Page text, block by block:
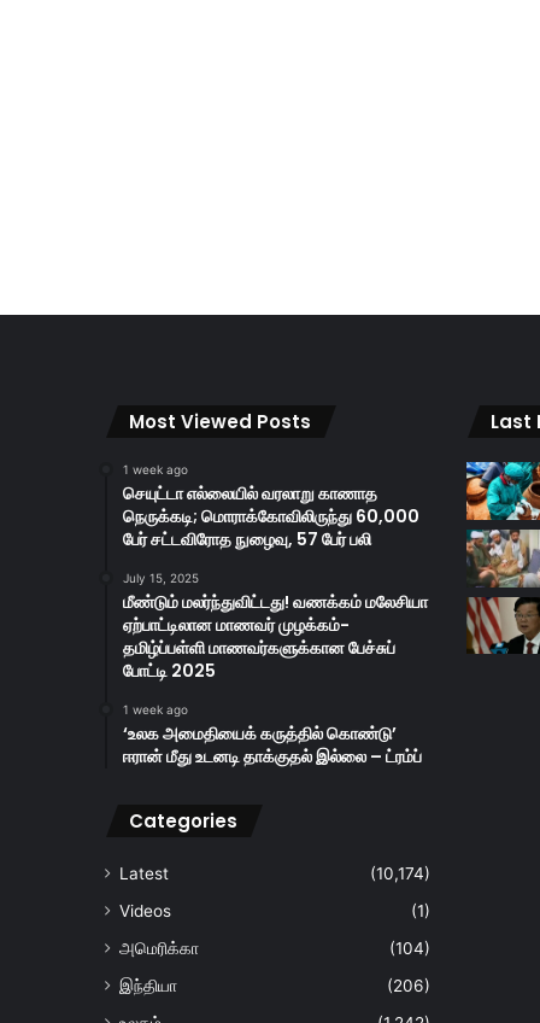
Most Viewed Posts
1 week ago
செயுட்டா எல்லையில் வரலாறு காணாத
நெருக்கடி; மொராக்கோவிலிருந்து 60,000
பேர் சட்டவிரோத நுழைவு, 57 பேர் பலி
July 15, 2025
மீண்டும் மலர்ந்துவிட்டது! வணக்கம் மலேசியா
ஏற்பாட்டிலான மாணவர் முழக்கம்-
தமிழ்ப்பள்ளி மாணவர்களுக்கான பேச்சுப்
போட்டி 2025
1 week ago
‘உலக அமைதியைக் கருத்தில் கொண்டு’
ஈரான் மீது உடனடி தாக்குதல் இல்லை – ட்ரம்ப்
Categories
Latest
(10,174)
Videos
(1)
அமெரிக்கா
(104)
இந்தியா
(206)
Last